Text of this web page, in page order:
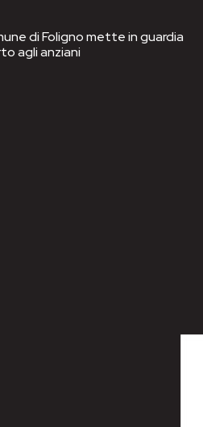
di Foligno mette in guardia
agli anziani